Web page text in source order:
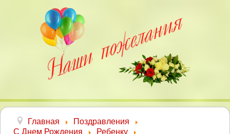
Главная
Поздравления
С Днем Рождения
Ребенку